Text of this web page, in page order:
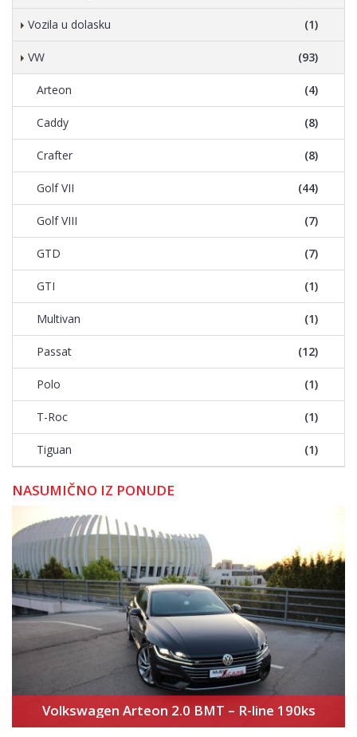
Vozila u dolasku (1)
VW (93)
Arteon (4)
Caddy (8)
Crafter (8)
Golf VII (44)
Golf VIII (7)
GTD (7)
GTI (1)
Multivan (1)
Passat (12)
Polo (1)
T-Roc (1)
Tiguan (1)
NASUMIČNO IZ PONUDE
Volkswagen Arteon 2.0 BMT – R-line 190ks